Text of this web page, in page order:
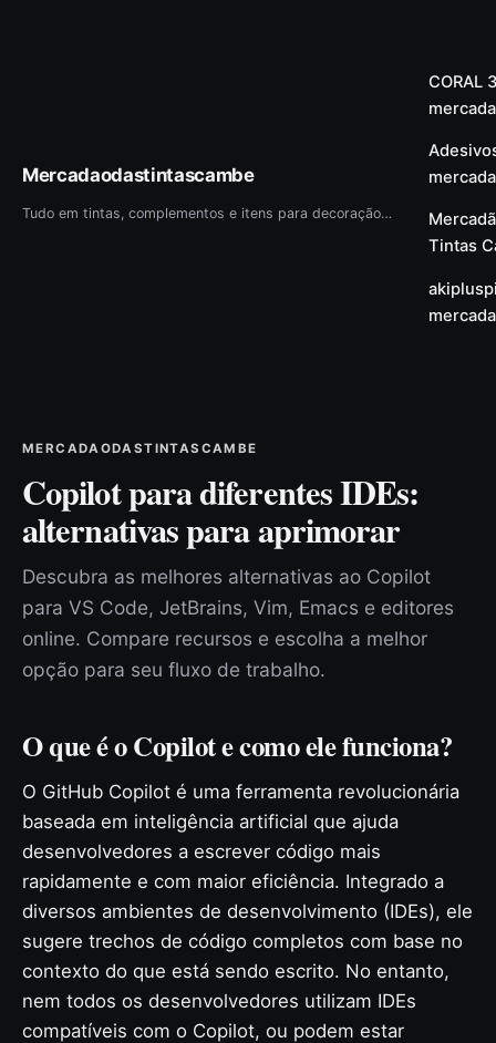
Mercadaodastintascambe
Tudo em tintas, complementos e itens para decoração em um só lugar! CONHEÇA O NOSSO SITE!
CORAL
Tintas
MERCADAODASTINTASCAMBE
Copilot para diferentes IDEs:
alternativas para aprimorar
Descubra as melhores alternativas ao Copilot
para VS Code, JetBrains, Vim, Emacs e editores
online. Compare recursos e escolha a melhor
opção para seu fluxo de trabalho.
O que é o Copilot e como ele funciona?
O GitHub Copilot é uma ferramenta revolucionária
baseada em inteligência artificial que ajuda
desenvolvedores a escrever código mais
rapidamente e com maior eficiência. Integrado a
diversos ambientes de desenvolvimento (IDEs), ele
sugere trechos de código completos com base no
contexto do que está sendo escrito. No entanto,
nem todos os desenvolvedores utilizam IDEs
compatíveis com o Copilot, ou podem estar